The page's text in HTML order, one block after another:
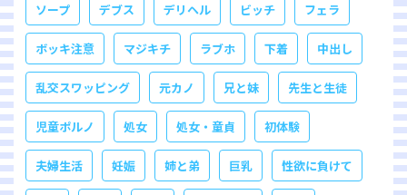
ソープ デブス デリヘル ビッチ フェラ
ボッキ注意 マジキチ ラブホ 下着 中出し
乱交スワッピング 元カノ 兄と妹 先生と生徒
児童ポルノ 処女 処女・童貞 初体験
夫婦生活 妊娠 姉と弟 巨乳 性欲に負けて